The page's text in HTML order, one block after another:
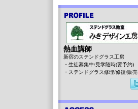
熱血講師
新宿のステンドグラス工房
・生徒募集中/見学随時(要予約)
・ステンドグラス修理/修復/販売